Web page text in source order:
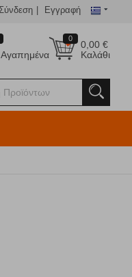
Εγγραφή
0
0,00€
Καλάθι
Αγαπημένα